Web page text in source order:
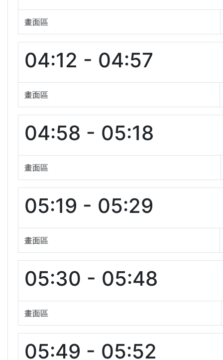
畫面區
04:12 - 04:57
畫面區
04:58 - 05:18
畫面區
05:19 - 05:29
畫面區
05:30 - 05:48
畫面區
05:49 - 05:52